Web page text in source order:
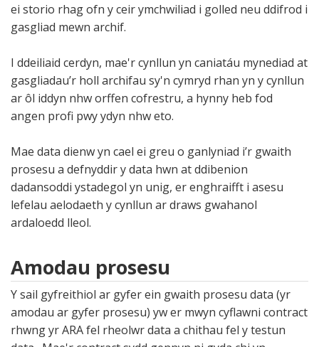
ei storio rhag ofn y ceir ymchwiliad i golled neu ddifrod i
gasgliad mewn archif.
I ddeiliaid cerdyn, mae'r cynllun yn caniatáu mynediad at
gasgliadau’r holl archifau sy'n cymryd rhan yn y cynllun
ar ôl iddyn nhw orffen cofrestru, a hynny heb fod
angen profi pwy ydyn nhw eto.
Mae data dienw yn cael ei greu o ganlyniad i’r gwaith
prosesu a defnyddir y data hwn at ddibenion
dadansoddi ystadegol yn unig, er enghraifft i asesu
lefelau aelodaeth y cynllun ar draws gwahanol
ardaloedd lleol.
Amodau prosesu
Y sail gyfreithiol ar gyfer ein gwaith prosesu data (yr
amodau ar gyfer prosesu) yw er mwyn cyflawni contract
rhwng yr ARA fel rheolwr data a chithau fel y testun